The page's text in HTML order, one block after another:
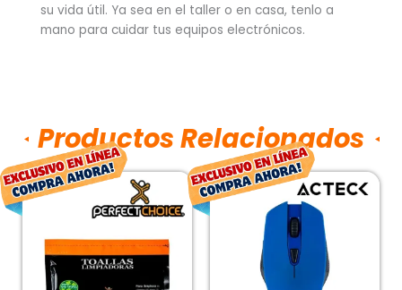
su vida útil. Ya sea en el taller o en casa, tenlo a
mano para cuidar tus equipos electrónicos.
Productos Relacionados
El
precio
era:
$56.00.
precio
es:
$41.00.
El
precio
original
era:
$265.00.
El